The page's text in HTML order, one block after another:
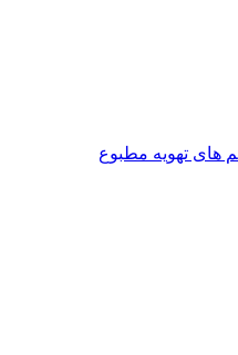
های تهویه مطبوع